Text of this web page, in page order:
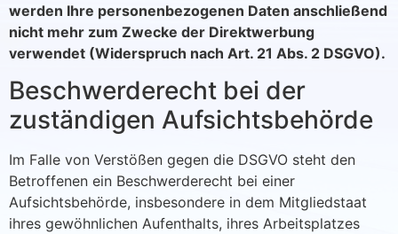
werden Ihre personenbezogenen Daten anschließend
nicht mehr zum Zwecke der Direktwerbung
verwendet (Widerspruch nach Art. 21 Abs. 2 DSGVO).
Beschwerderecht bei der
zuständigen Aufsichtsbehörde
Im Falle von Verstößen gegen die DSGVO steht den
Betroffenen ein Beschwerderecht bei einer
Aufsichtsbehörde, insbesondere in dem Mitgliedstaat
ihres gewöhnlichen Aufenthalts, ihres Arbeitsplatzes